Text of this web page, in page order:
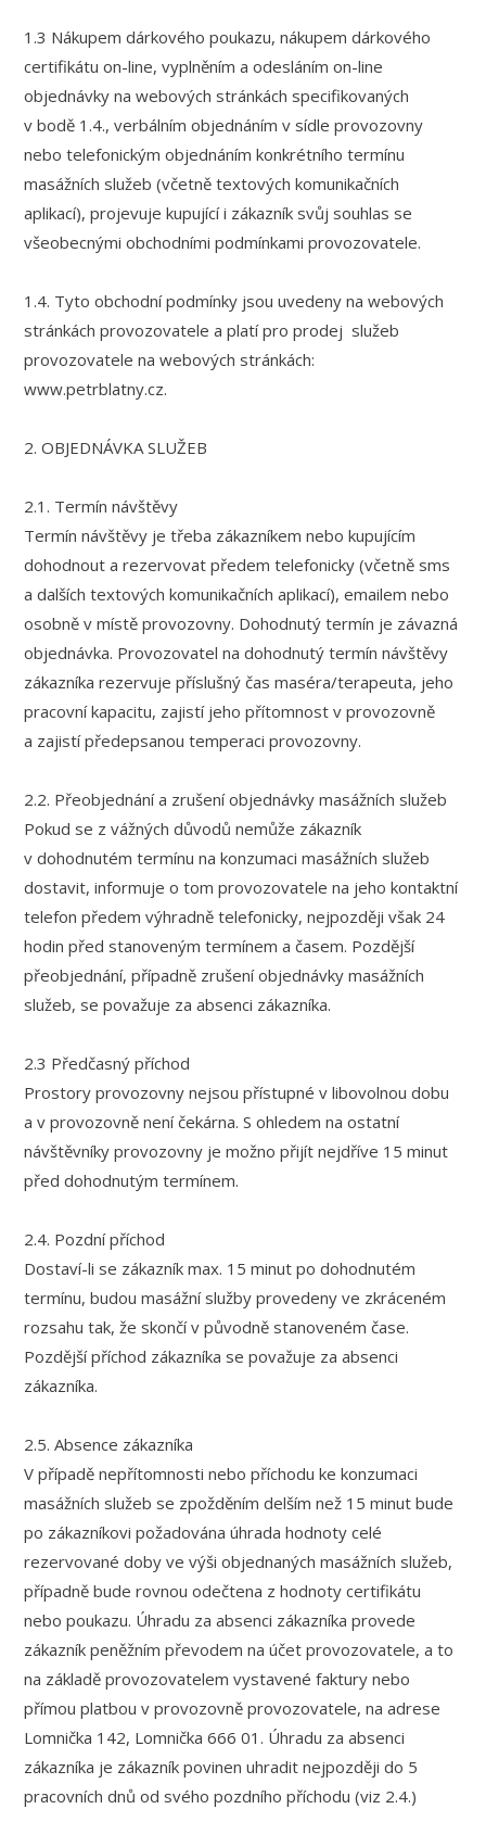
1.3 Nákupem dárkového poukazu, nákupem dárkového
certifikátu on-line, vyplněním a odesláním on-line
objednávky na webových stránkách specifikovaných
v bodě 1.4., verbálním objednáním v sídle provozovny
nebo telefonickým objednáním konkrétního termínu
masážních služeb (včetně textových komunikačních
aplikací), projevuje kupující i zákazník svůj souhlas se
všeobecnými obchodními podmínkami provozovatele.
1.4. Tyto obchodní podmínky jsou uvedeny na webových
stránkách provozovatele a platí pro prodej služeb
provozovatele na webových stránkách:
www.petrblatny.cz.
2. OBJEDNÁVKA SLUŽEB
2.1. Termín návštěvy
Termín návštěvy je třeba zákazníkem nebo kupujícím
dohodnout a rezervovat předem telefonicky (včetně sms
a dalších textových komunikačních aplikací), emailem nebo
osobně v místě provozovny. Dohodnutý termín je závazná
objednávka. Provozovatel na dohodnutý termín návštěvy
zákazníka rezervuje příslušný čas maséra/terapeuta, jeho
pracovní kapacitu, zajistí jeho přítomnost v provozovně
a zajistí předepsanou temperaci provozovny.
2.2. Přeobjednání a zrušení objednávky masážních služeb
Pokud se z vážných důvodů nemůže zákazník
v dohodnutém termínu na konzumaci masážních služeb
dostavit, informuje o tom provozovatele na jeho kontaktní
telefon předem výhradně telefonicky, nejpozději však 24
hodin před stanoveným termínem a časem. Pozdější
přeobjednání, případně zrušení objednávky masážních
služeb, se považuje za absenci zákazníka.
2.3 Předčasný příchod
Prostory provozovny nejsou přístupné v libovolnou dobu
a v provozovně není čekárna. S ohledem na ostatní
návštěvníky provozovny je možno přijít nejdříve 15 minut
před dohodnutým termínem.
2.4. Pozdní příchod
Dostaví-li se zákazník max. 15 minut po dohodnutém
termínu, budou masážní služby provedeny ve zkráceném
rozsahu tak, že skončí v původně stanoveném čase.
Pozdější příchod zákazníka se považuje za absenci
zákazníka.
2.5. Absence zákazníka
V případě nepřítomnosti nebo příchodu ke konzumaci
masážních služeb se zpožděním delším než 15 minut bude
po zákazníkovi požadována úhrada hodnoty celé
rezervované doby ve výši objednaných masážních služeb,
případně bude rovnou odečtena z hodnoty certifikátu
nebo poukazu. Úhradu za absenci zákazníka provede
zákazník peněžním převodem na účet provozovatele, a to
na základě provozovatelem vystavené faktury nebo
přímou platbou v provozovně provozovatele, na adrese
Lomnička 142, Lomnička 666 01. Úhradu za absenci
zákazníka je zákazník povinen uhradit nejpozději do 5
pracovních dnů od svého pozdního příchodu (viz 2.4.)